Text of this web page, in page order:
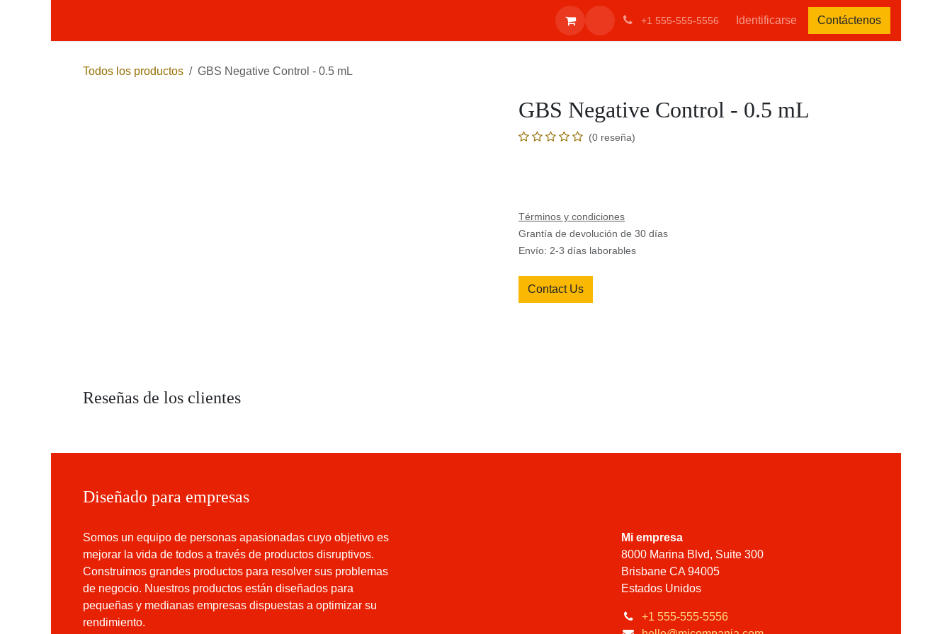
Appointment Contáctenos+1 555-555-5556 Identificarse Contáctenos
Todos los productos GBS Negative Control - 0.5 mL
GBS Negative Control - 0.5 mL
(0 reseña)
Términos y condiciones
Grantía de devolución de 30 días
Envío: 2-3 días laborables
Contact Us
Reseñas de los clientes
Diseñado para empresas
Somos un equipo de personas apasionadas cuyo objetivo
es mejorar la vida de todos a través de productos
disruptivos. Construimos grandes productos para resolver
sus problemas de negocio. Nuestros productos están
diseñados para pequeñas y medianas empresas
dispuestas a optimizar su rendimiento.
Mi empresa
8000 Marina Blvd, Suite 300
Brisbane CA 94005
Estados Unidos
+1 555-555-5556